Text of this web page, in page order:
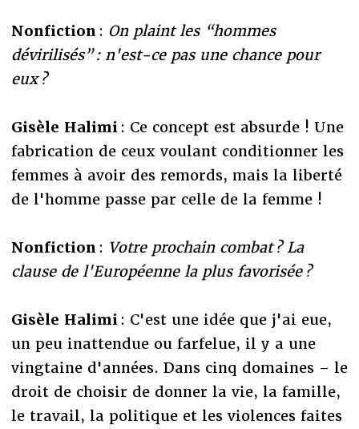
Nonfiction : On plaint les “hommes
dévirilisés” : n'est-ce pas une chance pour
eux ?
Gisèle Halimi : Ce concept est absurde ! Une
fabrication de ceux voulant conditionner les
femmes à avoir des remords, mais la liberté
de l'homme passe par celle de la femme !
Nonfiction : Votre prochain combat ? La
clause de l'Européenne la plus favorisée ?
Gisèle Halimi : C'est une idée que j'ai eue,
un peu inattendue ou farfelue, il y a une
vingtaine d'années. Dans cinq domaines – le
droit de choisir de donner la vie, la famille,
le travail, la politique et les violences faites